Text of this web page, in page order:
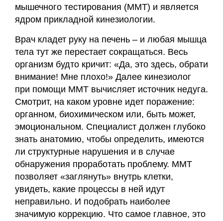
мышечного тестирования (ММТ) и является
ядром прикладной кинезиологии.
Врач кладет руку на печень – и любая мышца
тела тут же перестает сокращаться. Весь
организм будто кричит: «Да, это здесь, обрати
внимание! Мне плохо!» Далее кинезиолог
при помощи ММТ вычисляет источник недуга.
Смотрит, на каком уровне идет поражение:
органном, биохимическом или, быть может,
эмоциональном. Специалист должен глубоко
знать анатомию, чтобы определить, имеются
ли структурные нарушения и в случае
обнаружения проработать проблему. ММТ
позволяет «заглянуть» внутрь клетки,
увидеть, какие процессы в ней идут
неправильно. И подобрать наиболее
значимую коррекцию. Что самое главное, это